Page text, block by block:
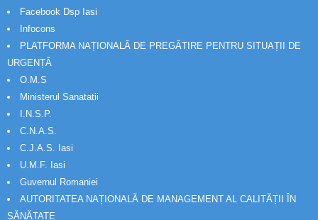
Facebook Dsp Iasi
Infocons
PLATFORMA NAȚIONALĂ DE PREGĂTIRE PENTRU SITUAȚII DE
URGENȚĂ
O.M.S
Ministerul Sanatatii
I.N.S.P.
C.N.A.S.
C.J.A.S. Iasi
U.M.F. Iasi
Guvernul Romaniei
AUTORITATEA NAȚIONALĂ DE MANAGEMENT AL CALITĂȚII ÎN
SĂNĂTATE